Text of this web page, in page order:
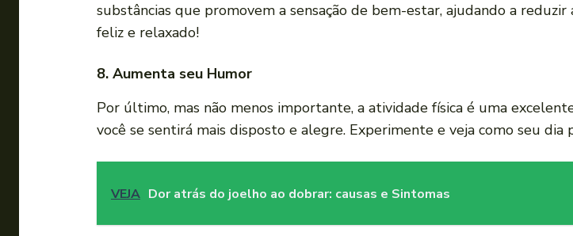
substâncias que promovem a sensação de bem-estar, ajudando a reduzir
feliz e relaxado!
8. Aumenta seu Humor
Por último, mas não menos importante, a atividade física é uma
você se sentirá mais disposto e alegre. Experimente e veja como seu dia
VEJA Dor atrás do joelho ao dobrar: causas e Sintomas